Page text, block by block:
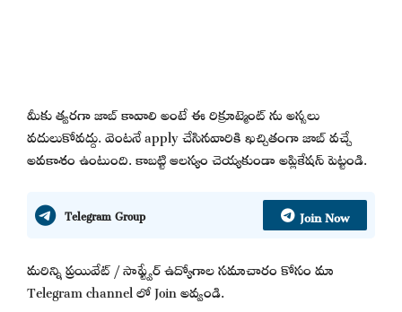
మీకు త్వరగా జాబ్ కావాలి అంటే ఈ రిక్రూట్మెంట్ ను అస్సలు
వదులుకోవద్దు. వెంటనే apply చేసినవారికి ఖచ్చితంగా జాబ్ వచ్చే
అవకాశం ఉంటుంది. కాబట్టి ఆలస్యం చెయ్యకుండా అప్లికేషన్ పెట్టండి.
Telegram Group Join Now
మరిన్ని ప్రయివేట్ / సాఫ్ట్వేర్ ఉద్యోగాల సమాచారం కోసం మా
Telegram channel లో Join అవ్వండి.